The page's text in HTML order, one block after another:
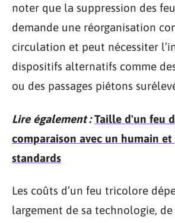
noter que la suppression des
demande une réorganisation
circulation et peut nécessiter
dispositifs alternatifs comme
ou des passages piétons
Lire également : Taille d'un feu
comparaison avec un humain
standards
Les coûts d’un feu tricolore
largement de sa technologie, de